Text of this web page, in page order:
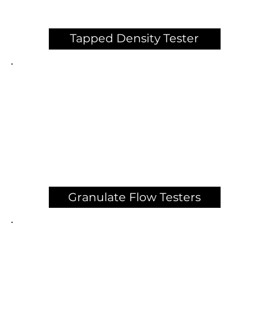
Tapped Density Tester
Granulate Flow Testers